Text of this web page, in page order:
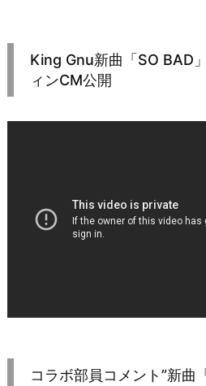
King Gnu新曲「SO BAD
ィンCM公開
コラボ部員コメント”新曲